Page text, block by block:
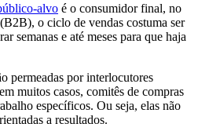
alvo é o consumidor final, no
o ciclo de vendas costuma ser
semanas e até meses para que haja
permeadas por interlocutores
muitos casos, comitês de compras
específicos. Ou seja, elas não
a resultados.